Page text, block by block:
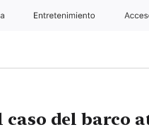
Entretenimiento
del barco